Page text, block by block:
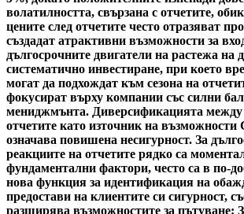
волатилността, свързана с отчетите,
цените след отчетите често отразяват
създадат атрактивни възможности за
дългосрочните двигатели на растежа
систематично инвестиране, при което
могат да подхождат към сезона на
фокусират върху компании със силни
мениджмънта. Диверсификацията между
отчетите като източник на възможности
означава повишена несигурност. За
реакциите на отчетите рядко са
фундаментални фактори, често са в по-
нова функция за идентификация на
предостави на клиентите си сигурност,
разширява възможностите за пътуване: